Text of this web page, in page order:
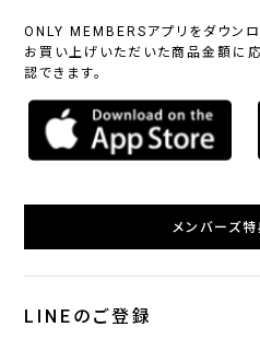
ONLY MEMBERSアプリをダウンロ
お買い上げいただいた商品金額に
認できます。
メンバーズ特
LINEのご登録